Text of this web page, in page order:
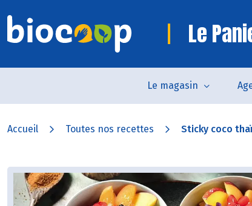
Le
Le magasin
Accueil Toutes nos recettes Sticky coco